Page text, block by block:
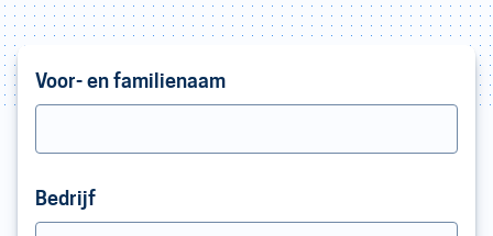
Voor- en familienaam
Bedrijf